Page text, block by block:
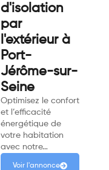
d'isolation
par
l'extérieur à
Port-
Jérôme-sur-
Seine
Optimisez le confort
et l’efficacité
énergétique de
votre habitation
avec notre…
Voir l'annonce